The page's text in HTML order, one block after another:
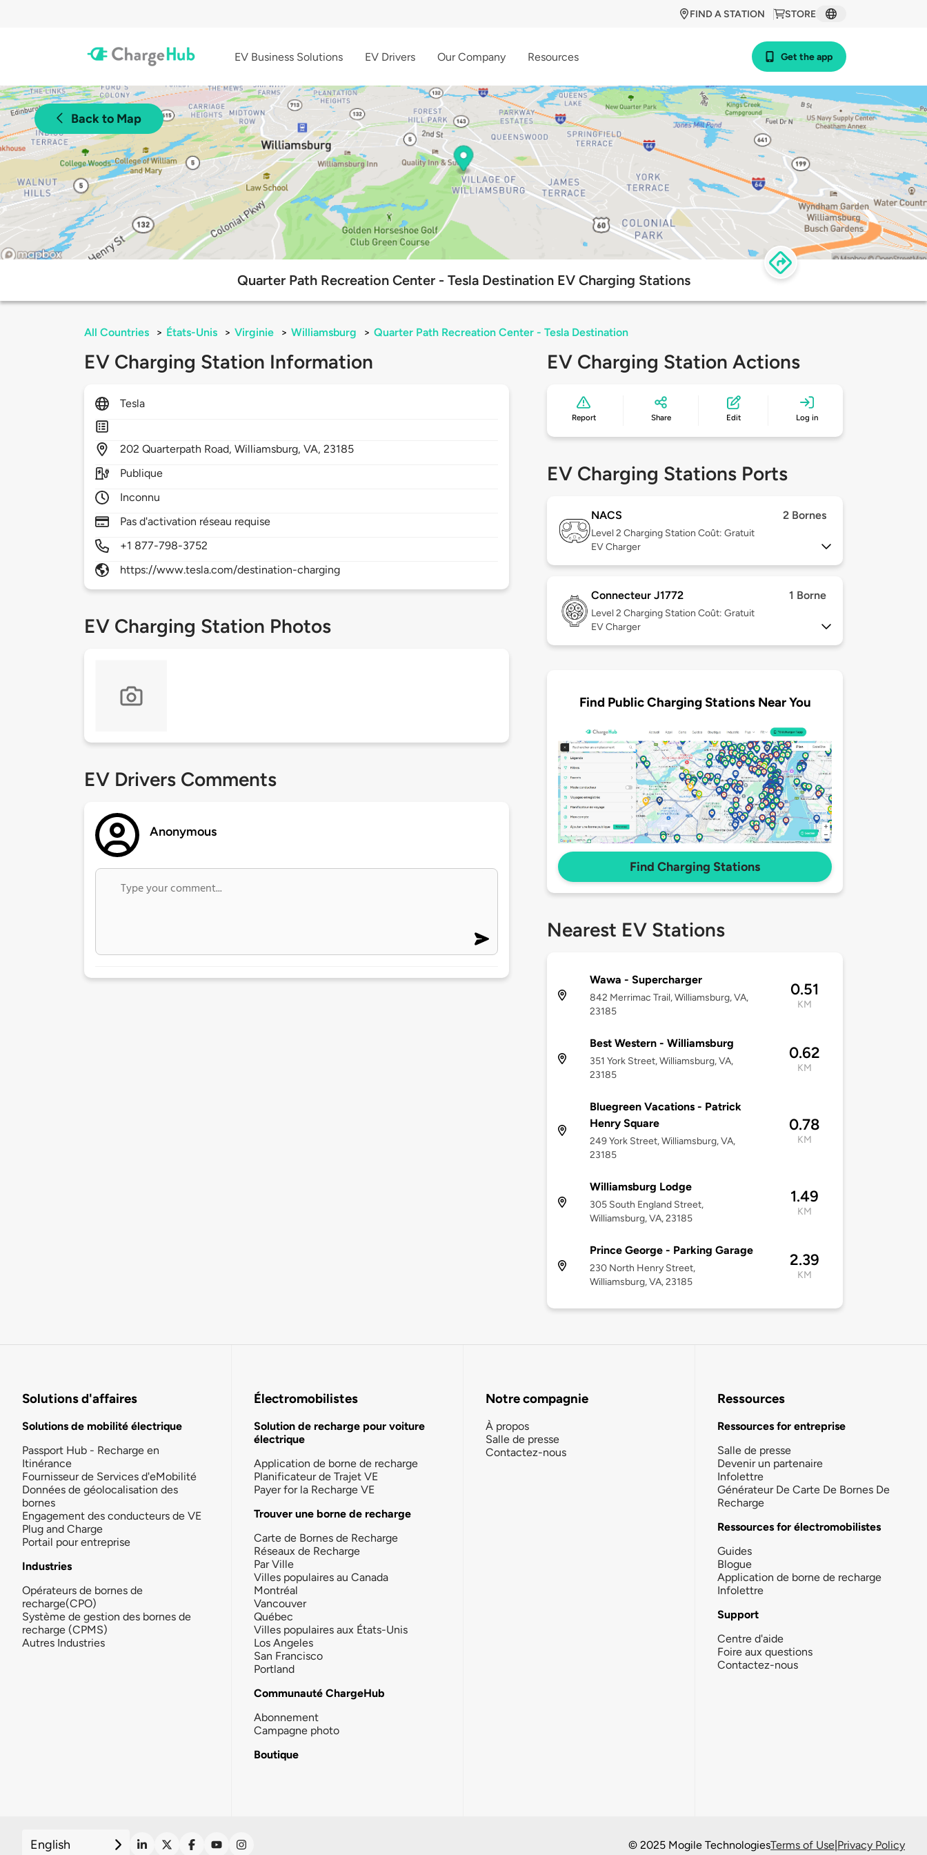
STORE
FIND A STATION
EV Business Solutions EV Drivers Our Company Resources Get the app
Back to Map
Quarter Path Recreation Center - Tesla Destination EV Charging Stations
All Countries > États-Unis > Virginie > Williamsburg > Quarter Path Recreation Center - Tesla Destination
EV Charging Station Information
Tesla
202Quarterpath Road,Williamsburg,VA,23185
Publique
Inconnu
Pas d'activation réseau requise
+1 877-798-3752
https://www.tesla.com/destination-charging
EV Charging Station Photos
EV Drivers Comments
Anonymous
EV Charging Station Actions
Report Share Edit Log in
EV Charging Stations Ports
NACS 2 Bornes
Level 2 Charging Station Coût: Gratuit
EV Charger
Connecteur J1772 1 Borne
Level 2 Charging Station Coût: Gratuit
EV Charger
Find Public Charging Stations Near You
Find Charging Stations
Nearest EV Stations
Wawa - Supercharger
842 Merrimac Trail, Williamsburg, VA,
23185
0.51
KM
Best Western - Williamsburg
351 York Street, Williamsburg, VA,
23185
0.62
KM
Bluegreen Vacations - Patrick
Henry Square
249 York Street, Williamsburg, VA,
23185
0.78
KM
Williamsburg Lodge
305 South England Street,
Williamsburg, VA, 23185
1.49
KM
Prince George - Parking Garage
230 North Henry Street,
Williamsburg, VA, 23185
2.39
KM
Solutions d'affaires
Solutions de mobilité électrique
Passport Hub - Recharge en
Itinérance
Fournisseur de Services d'eMobilité
Données de géolocalisation des
bornes
Engagement des conducteurs de VE
Plug and Charge
Portail pour entreprise
Industries
Opérateurs de bornes de
recharge(CPO)
Système de gestion des bornes de
recharge (CPMS)
Autres Industries
Électromobilistes
Solution de recharge pour voiture
électrique
Application de borne de recharge
Planificateur de Trajet VE
Payer for la Recharge VE
Trouver une borne de recharge
Carte de Bornes de Recharge
Réseaux de Recharge
Par Ville
Villes populaires au Canada
Montréal
Vancouver
Québec
Villes populaires aux États-Unis
Los Angeles
San Francisco
Portland
Communauté ChargeHub
Abonnement
Campagne photo
Boutique
Notre compagnie
À propos
Salle de presse
Contactez-nous
Ressources
Ressources for entreprise
Salle de presse
Devenir un partenaire
Infolettre
Générateur De Carte De Bornes De
Recharge
Ressources for électromobilistes
Guides
Blogue
Application de borne de recharge
Infolettre
Support
Centre d'aide
Foire aux questions
Contactez-nous
English © 2025 Mogile TechnologiesTerms of Use|Privacy Policy